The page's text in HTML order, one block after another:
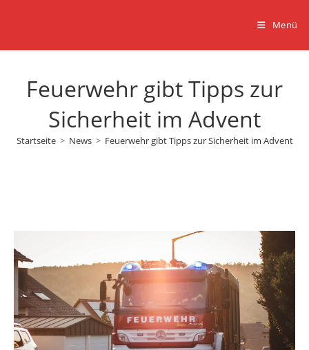
Menü
Feuerwehr gibt Tipps zur
Sicherheit im Advent
Startseite > News > Feuerwehr gibt Tipps zur Sicherheit im Advent